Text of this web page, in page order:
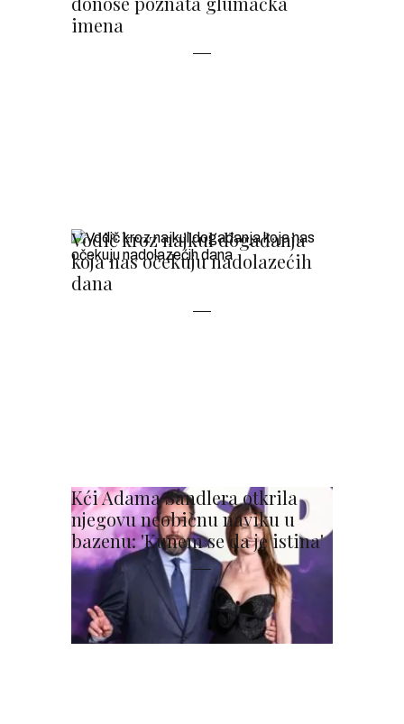
imena
Vodič kroz najkul događanja
koja nas očekuju nadolazećih
dana
Kći Adama Sandlera otkrila
njegovu neobičnu naviku u
bazenu: 'Kunem se da je istina'